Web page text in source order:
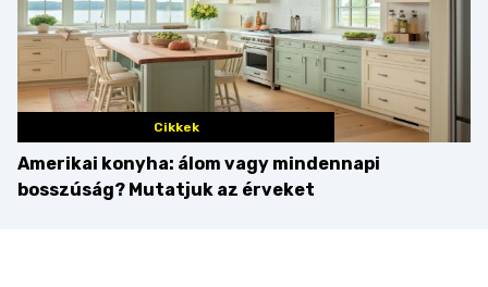
Cikkek
Amerikai konyha: álom vagy mindennapi
bosszúság? Mutatjuk az érveket